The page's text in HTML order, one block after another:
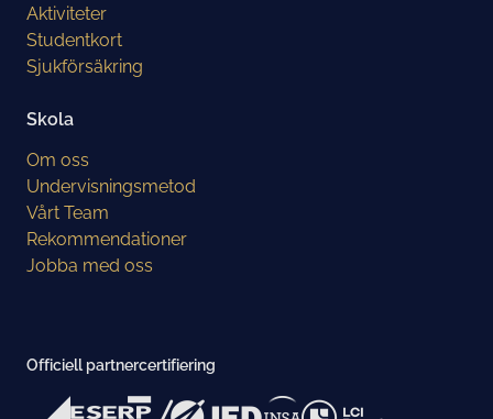
Aktiviteter
Studentkort
Sjukförsäkring
Skola
Om oss
Undervisningsmetod
Vårt Team
Rekommendationer
Jobba med oss
Officiell partnercertifiering